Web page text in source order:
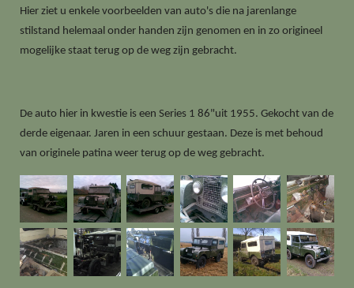
Hier ziet u enkele voorbeelden van auto's die na jarenlange
stilstand helemaal onder handen zijn genomen en in zo origineel
mogelijke staat terug op de weg zijn gebracht.
De auto hier in kwestie is een Series 1 86"uit 1955. Gekocht van de
derde eigenaar. Jaren in een schuur gestaan. Deze is met behoud
van originele patina weer terug op de weg gebracht.